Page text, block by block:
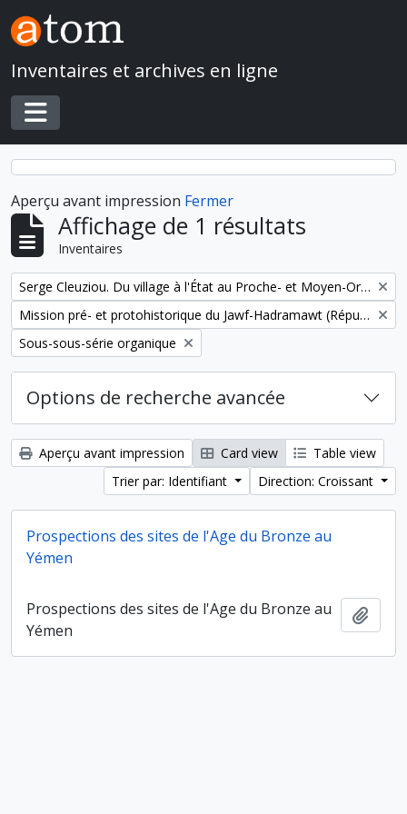
Skip to main content
Inventaires et archives en ligne
Toggle navigation
Aperçu avant impression Fermer
Affichage de 1 résultats
Inventaires
Remove filter:
Serge Cleuziou. Du village à l'État au Proche- et Moyen-Orient
Remove filter:
Mission pré- et protohistorique du Jawf-Hadramawt (République du Yémen)
Remove filter:
Sous-sous-série organique
Options de recherche avancée
Aperçu avant impression Card view
Table view
Trier par: Identifiant
Direction: Croissant
Prospections des sites de l'Age du Bronze au
Yémen
Prospections des sites de l'Age du Bronze au
Yémen